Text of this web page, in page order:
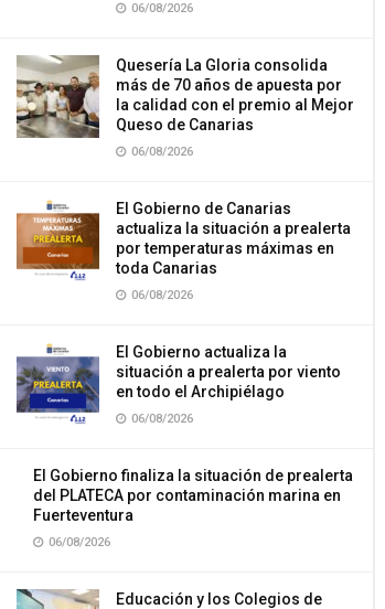
06/08/2026
Quesería La Gloria consolida
más de 70 años de apuesta por
la calidad con el premio al Mejor
Queso de Canarias
06/08/2026
El Gobierno de Canarias
actualiza la situación a prealerta
por temperaturas máximas en
toda Canarias
06/08/2026
El Gobierno actualiza la
situación a prealerta por viento
en todo el Archipiélago
06/08/2026
El Gobierno finaliza la situación de prealerta
del PLATECA por contaminación marina en
Fuerteventura
06/08/2026
Educación y los Colegios de